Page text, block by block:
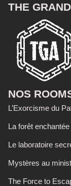
THE
NOS
L’Exorcisme du
La forêt enchantée
Le laboratoire
Mystères au
The Force to